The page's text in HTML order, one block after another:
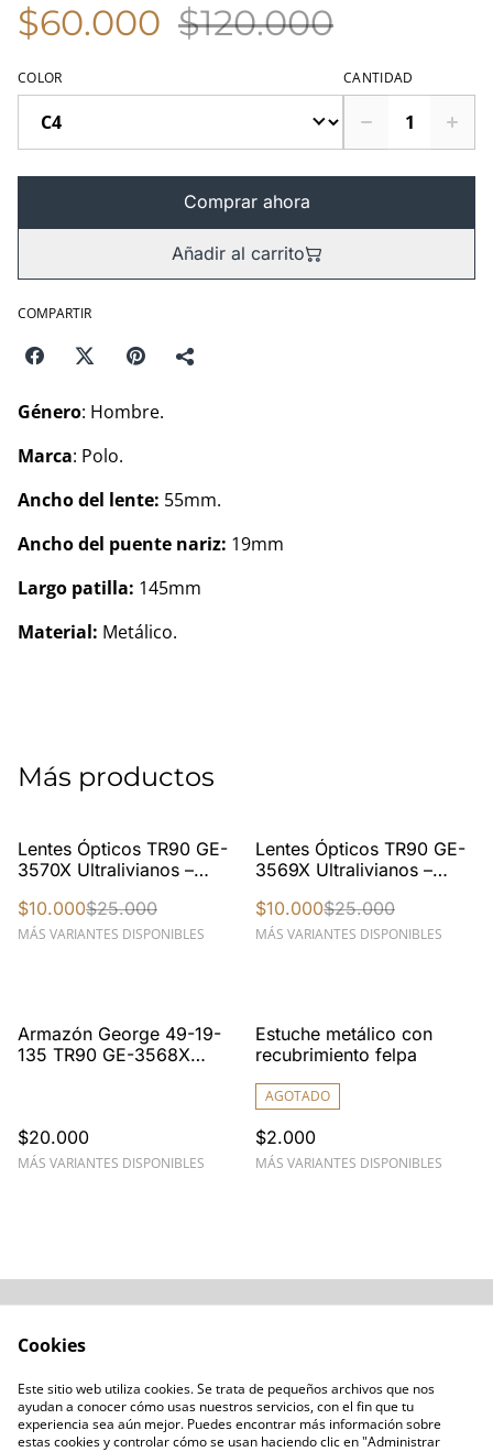
$60.000 $120.000
COLOR CANTIDAD
Comprar ahora
Añadir al carrito
COMPARTIR
Género: Hombre.
Marca: Polo.
Ancho del lente: 55mm.
Ancho del puente nariz: 19mm
Largo patilla: 145mm
Material: Metálico.
Más productos
%
Lentes Ópticos TR90 GE-
3570X Ultralivianos –
$10.000$25.000
MÁS VARIANTES DISPONIBLES
%
Lentes Ópticos TR90 GE-
3569X Ultralivianos –
Moderno
$10.000$25.000
MÁS VARIANTES DISPONIBLES
Armazón George 49-19-
135 TR90 GE-3568X
$20.000
MÁS VARIANTES DISPONIBLES
Estuche metálico con
recubrimiento felpa
AGOTADO
$2.000
MÁS VARIANTES DISPONIBLES
Condiciones
Política de Privacidad
Blogs
Cookies
Este sitio web utiliza cookies. Se trata de pequeños archivos que nos
ayudan a conocer cómo usas nuestros servicios, con el fin que tu
experiencia sea aún mejor. Puedes encontrar más información sobre
estas cookies y controlar cómo se usan haciendo clic en "Administrar